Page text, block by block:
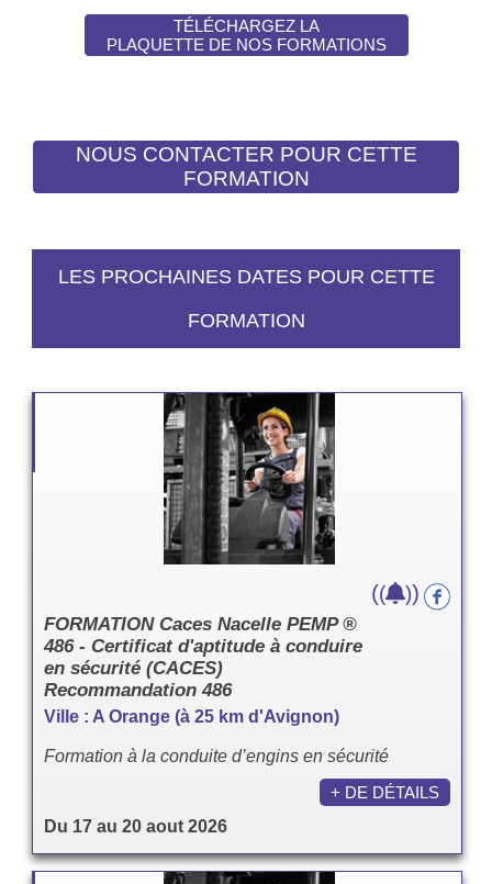
TÉLÉCHARGEZ LA
PLAQUETTE DE NOS FORMATIONS
LES PROCHAINES DATES POUR CETTE
FORMATION
FORMATION Caces Nacelle PEMP ®
486 - Certificat d'aptitude à conduire
en sécurité (CACES)
Recommandation 486
Ville : A Orange (à 25 km d'Avignon)
Formation à la conduite d’engins en sécurité
Du 17 au 20 aout 2026
(( ))
+ DE DÉTAILS